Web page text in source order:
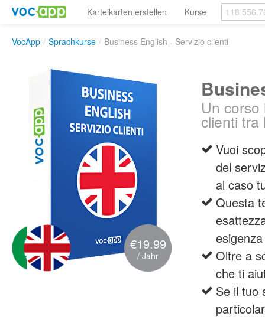
Karteikarten erstellen Kurse
VocApp / Sprachkurse / Business English - Servizio clienti
€19.99
/ Jahr
Un
clienti
Vuoi
del
al caso
Questa
esigenza
Oltre a
che ti
Se il tuo